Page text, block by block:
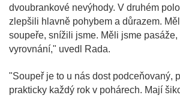
dvoubrankové nevýhody. V druhém
zlepšili hlavně pohybem a důrazem.
soupeře, snížili jsme. Měli jsme
vyrovnání," uvedl Rada.
"Soupeř je to u nás dost podceňovaný,
prakticky každý rok v pohárech. Mají